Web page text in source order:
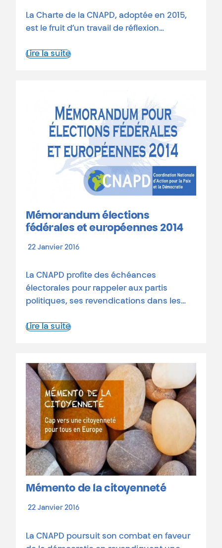
La Charte de la CNAPD, adoptée en 2015,
est le fruit d’un travail de réflexion…
Lire la suite
Mémorandum élections
fédérales et européennes 2014
22 Janvier 2016
La CNAPD profite des échéances
électorales pour rappeler aux partis
politiques, ses revendications dans les…
Lire la suite
Mémento de la citoyenneté
22 Janvier 2016
La CNAPD poursuit son combat en faveur